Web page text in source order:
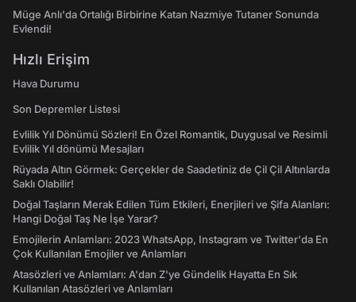
Müge Anlı'da Ortalığı Birbirine Katan Nazmiye Tutaner Sonunda
Evlendi!
Hızlı Erişim
Hava Durumu
Son Depremler Listesi
Evlilik Yıl Dönümü Sözleri! En Özel Romantik, Duygusal ve Resimli
Evlilik Yıl dönümü Mesajları
Rüyada Altın Görmek: Gerçekler de Saadetiniz de Çil Çil Altınlarda
Saklı Olabilir!
Doğal Taşların Merak Edilen Tüm Etkileri, Enerjileri ve Şifa Alanları:
Hangi Doğal Taş Ne İşe Yarar?
Emojilerin Anlamları: 2023 WhatsApp, Instagram ve Twitter'da En
Çok Kullanılan Emojiler ve Anlamları
Atasözleri ve Anlamları: A'dan Z'ye Gündelik Hayatta En Sık
Kullanılan Atasözleri ve Anlamları